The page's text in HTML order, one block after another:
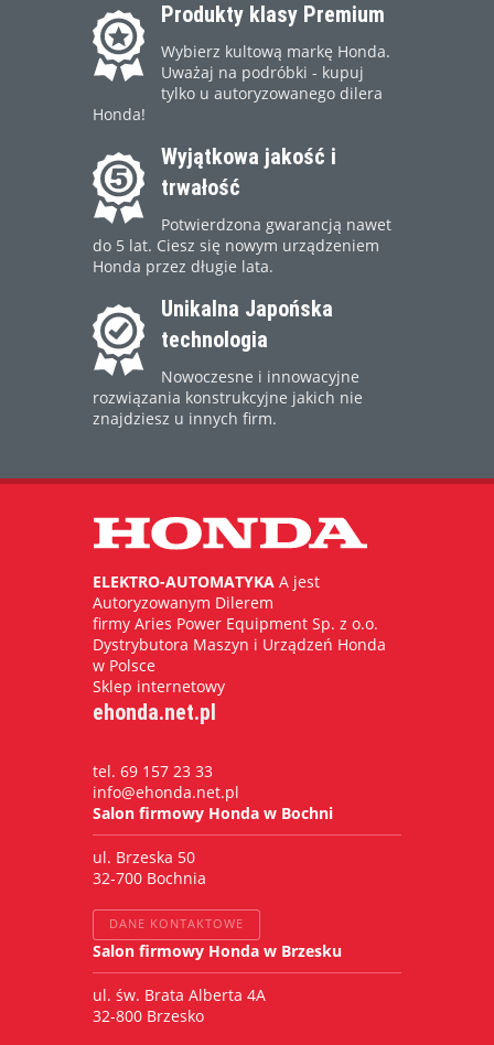
Produkty klasy Premium
Wybierz kultową markę Honda.
Uważaj na podróbki - kupuj
tylko u autoryzowanego dilera
Honda!
Wyjątkowa jakość i
trwałość
Potwierdzona gwarancją nawet
do 5 lat. Ciesz się nowym urządzeniem
Honda przez długie lata.
Unikalna Japońska
technologia
Nowoczesne i innowacyjne
rozwiązania konstrukcyjne jakich nie
znajdziesz u innych firm.
ELEKTRO-AUTOMATYKA A jest
Autoryzowanym Dilerem
firmy Aries Power Equipment Sp. z o.o.
Dystrybutora Maszyn i Urządzeń Honda
w Polsce
Sklep internetowy
ehonda.net.pl
tel. 69 157 23 33
info@ehonda.net.pl
Salon firmowy Honda w Bochni
ul. Brzeska 50
32-700 Bochnia
DANE KONTAKTOWE
Salon firmowy Honda w Brzesku
ul. św. Brata Alberta 4A
32-800 Brzesko